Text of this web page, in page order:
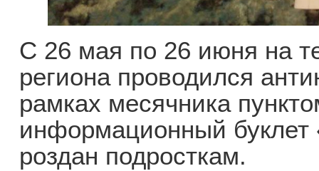
С 26 мая по 26 июня на
региона проводился
рамках месячника
информационный буклет
роздан подросткам.